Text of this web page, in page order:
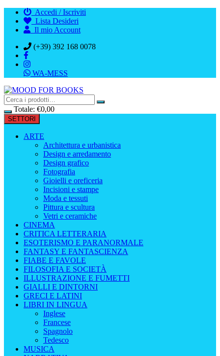
contenuto
Accedi / Iscriviti
Lista Desideri
Il mio Account
(+39) 392 168 0078
WA-MESS
Totale: €0,00
SETTORI
ARTE
Architettura e urbanistica
Design e arredamento
Design grafico
Fotografia
Gioielli e oreficeria
Incisioni e stampe
Moda e tessuti
Pittura e scultura
Vetri e ceramiche
CINEMA
CRITICA LETTERARIA
ESOTERISMO E PARANORMALE
FANTASY E FANTASCIENZA
FIABE E FAVOLE
FILOSOFIA E SOCIETÀ
ILLUSTRAZIONE E FUMETTI
GIALLI E DINTORNI
GRECI E LATINI
LIBRI IN LINGUA
Inglese
Francese
Spagnolo
Tedesco
MUSICA